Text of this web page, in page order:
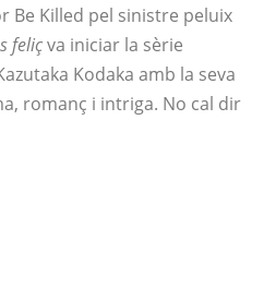
Be Killed pel sinistre peluix
feliçva iniciar la sèrie
Kodaka amb la seva
romanç i intriga. No cal dir